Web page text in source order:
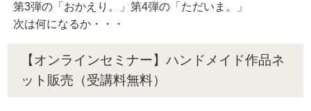
第3弾の「おかえり。」第4弾の「ただいま。」
次は何になるか・・・
【オンラインセミナー】ハンドメイド作品ネ
ット販売（受講料無料）